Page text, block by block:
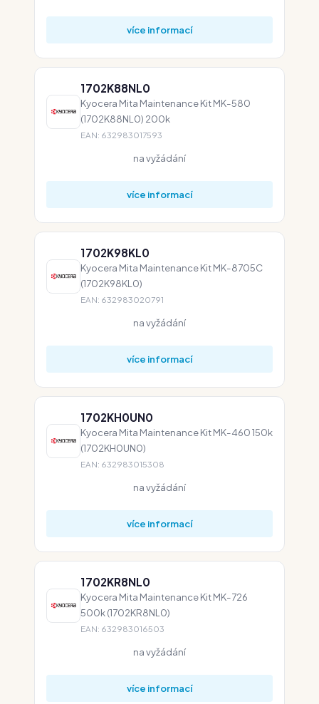
více informací
1702K88NL0
Kyocera Mita Maintenance Kit MK-580
(1702K88NL0) 200k
EAN: 632983017593
na vyžádání
více informací
1702K98KL0
Kyocera Mita Maintenance Kit MK-8705C
(1702K98KL0)
EAN: 632983020791
na vyžádání
více informací
1702KH0UN0
Kyocera Mita Maintenance Kit MK-460 150k
(1702KH0UN0)
EAN: 632983015308
na vyžádání
více informací
1702KR8NL0
Kyocera Mita Maintenance Kit MK-726
500k (1702KR8NL0)
EAN: 632983016503
na vyžádání
více informací